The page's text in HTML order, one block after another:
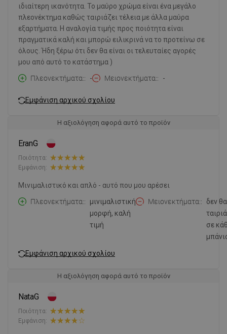
ιδιαίτερη ικανότητα. Το μαύρο χρώμα είναι ένα μεγάλο
πλεονέκτημα καθώς ταιριάζει τέλεια με άλλα μαύρα
εξαρτήματα. Η αναλογία τιμής προς ποιότητα είναι
πραγματικά καλή και μπορώ ειλικρινά να το προτείνω σε
όλους. Ήδη ξέρω ότι δεν θα είναι οι τελευταίες αγορές
μου από αυτό το κατάστημα )
Πλεονεκτήματα:
- Μειονεκτήματα: -
Εμφάνιση αρχικού σχολίου
Η αξιολόγηση αφορά αυτό το προϊόν
EranG
Ποιότητα:
Εμφάνιση:
Μινιμαλιστικό και απλό - αυτό που μου αρέσει
Πλεονεκτήματα:
μινιμαλιστική
μορφή, καλή
τιμή
Μειονεκτήματα:
δεν θα
σε
Εμφάνιση αρχικού σχολίου
Η αξιολόγηση αφορά αυτό το προϊόν
NataG
Ποιότητα:
Εμφάνιση: